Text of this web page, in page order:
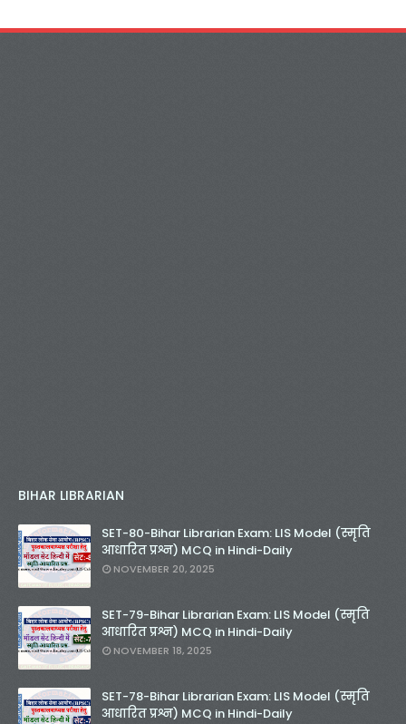
BIHAR LIBRARIAN
SET-80-Bihar Librarian Exam: LIS Model (स्मृति
आधारित प्रश्न) MCQ in Hindi-Daily
NOVEMBER 20, 2025
SET-79-Bihar Librarian Exam: LIS Model (स्मृति
आधारित प्रश्न) MCQ in Hindi-Daily
NOVEMBER 18, 2025
SET-78-Bihar Librarian Exam: LIS Model (स्मृति
आधारित प्रश्न) MCQ in Hindi-Daily